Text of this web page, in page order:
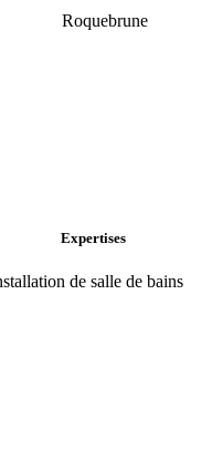
Roquebrune
Expertises
de salle de bains